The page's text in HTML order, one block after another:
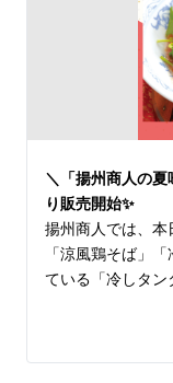
・ラーメン＋ラ
・ラーメン＋ラ
🍜選べるラーメン
定番ラーメン10
・スーラータン
・タンタン麺
・各種ワンタン
・野菜ラーメン等
一部店舗で取り
長！
＼「揚州商人の
り販売開始✨
揚州商人では、本
「涼風鶏そば」
ている「冷しタン